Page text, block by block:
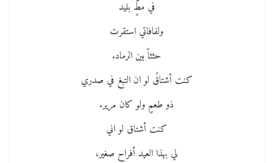
في مطٍّ بليد
ولفافاتي استقرت
حثثاً بين الرماد.
كنت أشتاقُ لو ان التبغ في صدري
ذو طعمٍ ولو كان مرير.
كنت أشتاق لو اني
لي بهذا العيد أفراح صغير،